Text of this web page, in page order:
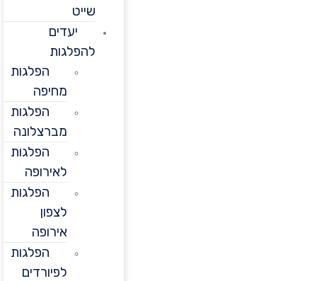
יעדים
להפלגות
הפלגות
מחיפה
הפלגות
מברצלונה
הפלגות
לאירופה
הפלגות
אירופה
הפלגות
לפיורדים